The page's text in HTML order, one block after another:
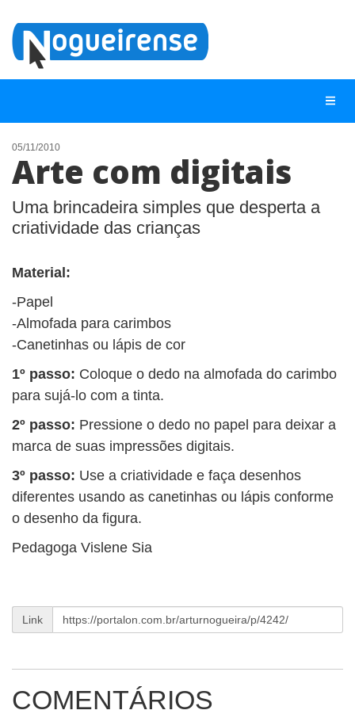
NOTÍCIAS
LISTA DIGITAL
TELEFONES ÚTEIS
ANUNCIE
05/11/2010
Arte com digitais
Uma brincadeira simples que desperta a
criatividade das crianças
Material:
-Papel
-Almofada para carimbos
-Canetinhas ou lápis de cor
1º passo: Coloque o dedo na almofada do carimbo
para sujá-lo com a tinta.
2º passo: Pressione o dedo no papel para deixar a
marca de suas impressões digitais.
3º passo: Use a criatividade e faça desenhos
diferentes usando as canetinhas ou lápis conforme
o desenho da figura.
Pedagoga Vislene Sia
Link
COMENTÁRIOS